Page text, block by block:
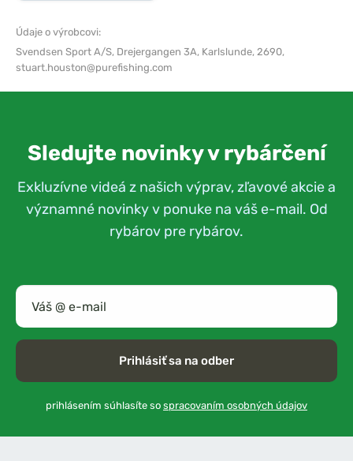
Údaje o výrobcovi:
Svendsen Sport A/S, Drejergangen 3A, Karlslunde, 2690,
stuart.houston@purefishing.com
Sledujte novinky v rybárčení
Exkluzívne videá z našich výprav, zľavové akcie a
významné novinky v ponuke na váš e-mail. Od
rybárov pre rybárov.
Prihlásiť sa na odber
prihlásením súhlasíte so spracovaním osobných údajov